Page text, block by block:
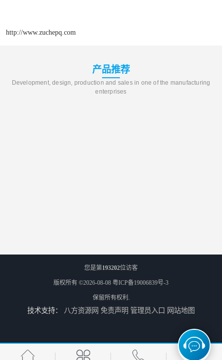
http://www.zuchepq.com
产品推荐
Development, design, production and sales in one of the manufacturing
enterprises
您是第193202位访客
版权所有 ©2026-08-08 粤ICP备19006839号-3
保留所有权利.
技术支持： 八方资源网 免责声明 管理员入口 网站地图